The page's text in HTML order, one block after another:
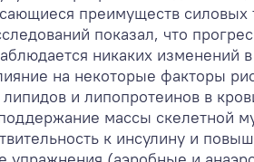
преимуществ
показал, что
никаких
на некоторые факторы
и липопротеинов в
массы скелетной
к инсулину и